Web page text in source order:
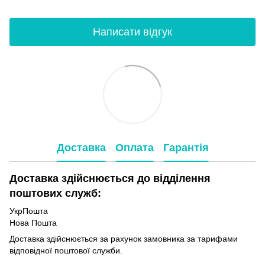
Написати відгук
Доставка Оплата Гарантія
Доставка здійснюється до відділення
поштових служб:
УкрПошта
Нова Пошта
Доставка здійснюється за рахунок замовника за тарифами
відповідної поштової служби.